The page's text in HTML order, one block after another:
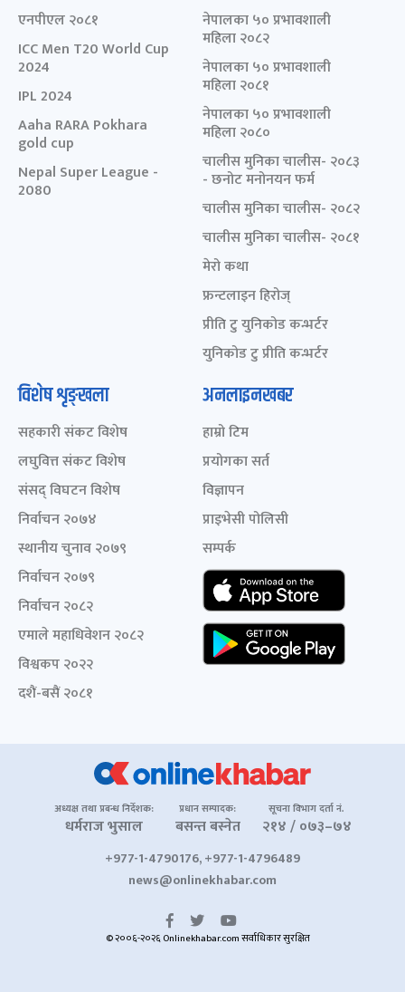
एनपीएल २०८१
ICC Men T20 World Cup
2024
IPL 2024
Aaha RARA Pokhara
gold cup
Nepal Super League -
2080
नेपालका ५० प्रभावशाली
महिला २०८२
नेपालका ५० प्रभावशाली
महिला २०८१
नेपालका ५० प्रभावशाली
महिला २०८०
चालीस मुनिका चालीस- २०८३
- छनोट मनोनयन फर्म
चालीस मुनिका चालीस- २०८२
चालीस मुनिका चालीस- २०८१
मेरो कथा
फ्रन्टलाइन हिरोज्
प्रीति टु युनिकोड कन्भर्टर
युनिकोड टु प्रीति कन्भर्टर
विशेष शृङ्खला
सहकारी संकट विशेष
लघुवित्त संकट विशेष
संसद् विघटन विशेष
निर्वाचन २०७४
स्थानीय चुनाव २०७९
निर्वाचन २०७९
निर्वाचन २०८२
एमाले महाधिवेशन २०८२
विश्वकप २०२२
दशैं-बसैं २०८१
अनलाइनखबर
हाम्रो टिम
प्रयोगका सर्त
विज्ञापन
प्राइभेसी पोलिसी
सम्पर्क
अध्यक्ष तथा प्रबन्ध निर्देशक:
धर्मराज भुसाल
प्रधान सम्पादक:
बसन्त बस्नेत
सूचना विभाग दर्ता नं.
२१४ / ०७३–७४
+977-1-4790176, +977-1-4796489
news@onlinekhabar.com
© २००६-२०२६ Onlinekhabar.com सर्वाधिकार सुरक्षित